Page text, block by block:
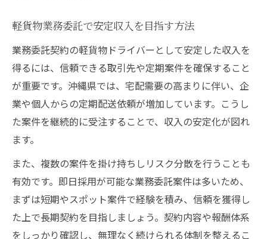
軽貨物業務委託で安定収入を目指す方法
業務委託契約の軽貨物ドライバーとして安定した収入を
得るには、信頼できる取引先や定期案件を確保すること
が重要です。沖縄県では、宅配需要の高まりに伴い、企
業や個人からの定期配送依頼が増加しています。こうし
た案件を継続的に受注することで、収入の安定化が図れ
ます。
また、複数の案件を掛け持ちしリスク分散を行うことも
有効です。即日採用が可能な業務委託案件は多いため、
まずは短期やスポット案件で経験を積み、信頼を獲得し
た上で長期契約を目指しましょう。契約内容や報酬体系
をしっかり確認し、無理なく続けられる体制を整えるこ